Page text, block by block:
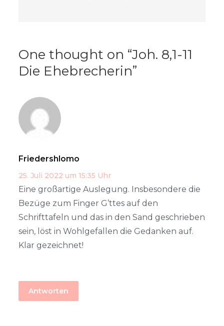
One thought on “Joh. 8,1-11
Die Ehebrecherin”
Friedershlomo
25. Juli 2022 um 15:35 Uhr
Eine großartige Auslegung. Insbesondere die
Bezüge zum Finger G’ttes auf den
Schrifttafeln und das in den Sand geschrieben
sein, löst in Wohlgefallen die Gedanken auf.
Klar gezeichnet!
Antworten